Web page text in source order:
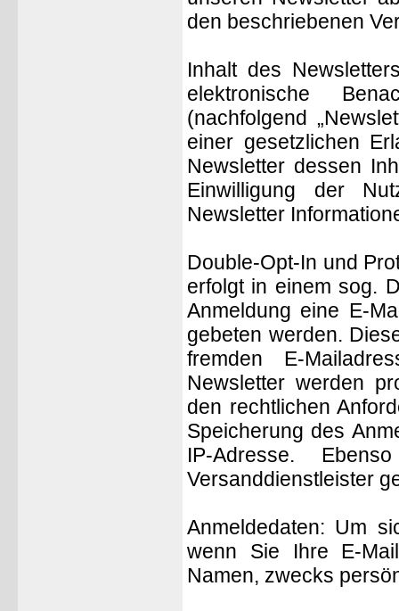
den beschriebenen
Inhalt des
elektronische
(nachfolgend
einer gesetzlichen
Newsletter dessen
Einwilligung der
Newsletter
Double-Opt-In und
erfolgt in einem sog.
Anmeldung eine E-
gebeten werden.
fremden E-
Newsletter werden
den rechtlichen
Speicherung des
IP-Adresse.
Versanddienstleister
Anmeldedaten: Um
wenn Sie Ihre E-
Namen, zwecks